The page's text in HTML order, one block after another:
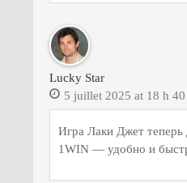
Lucky Star
5 juillet 2025 at 18 h
Игра Лаки Джет
1WIN — удобно и